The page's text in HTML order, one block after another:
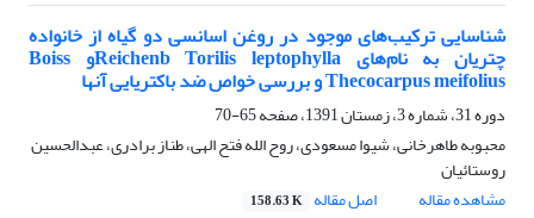
شناسایی ترکیب‌های موجود در روغن اسانسی دو گیاه از خانواده
چتریان به نام‌های Reichenb Torilis leptophyllaو Boiss
Thecocarpus meifolius و بررسی خواص ضد باکتریایی آنها
دوره 31، شماره 3، زمستان 1391، صفحه
65-70
محبوبه طاهرخانی، شیوا مسعودی، روح الله فتح الهی، طناز برادری، عبدالحسین
روستائیان
مشاهده مقاله
اصل مقاله 158.63 K